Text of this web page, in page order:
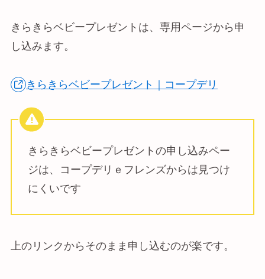
きらきらベビープレゼントは、専用ページから申
し込みます。
きらきらベビープレゼント｜コープデリ
きらきらベビープレゼントの申し込みペー
ジは、コープデリｅフレンズからは見つけ
にくいです
上のリンクからそのまま申し込むのが楽です。